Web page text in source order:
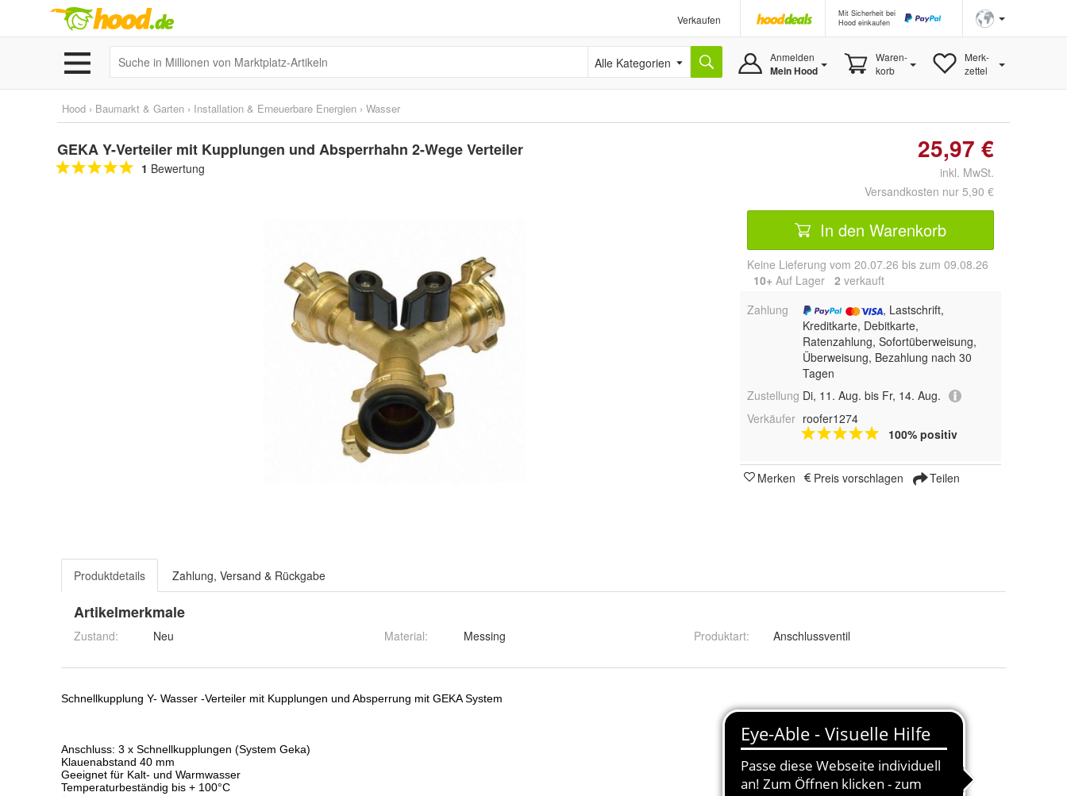
Verkaufen
Mit Sicherheit bei
Hood einkaufen
Alle Kategorien Anmelden
Mein Hood
Waren-
korb
Merk-
zettel
Hood › Baumarkt & Garten › Installation & Erneuerbare Energien › Wasser
GEKA Y-Verteiler mit Kupplungen und Absperrhahn 2-Wege Verteiler
1 Bewertung
25,97 €
inkl. MwSt.
Versandkosten nur 5,90 €
In den Warenkorb
Keine Lieferung vom 20.07.26 bis zum 09.08.26
10+ Auf Lager 2 verkauft
Zahlung
, Lastschrift,
Kreditkarte, Debitkarte,
Ratenzahlung, Sofortüberweisung,
Überweisung, Bezahlung nach 30
Tagen
Zustellung Di, 11. Aug. bis Fr, 14. Aug.
Verkäufer roofer1274
100% positiv
Merken Preis vorschlagen Teilen
Produktdetails Zahlung, Versand & Rückgabe
Artikelmerkmale
Zustand: Neu Material: Messing Produktart: Anschlussventil